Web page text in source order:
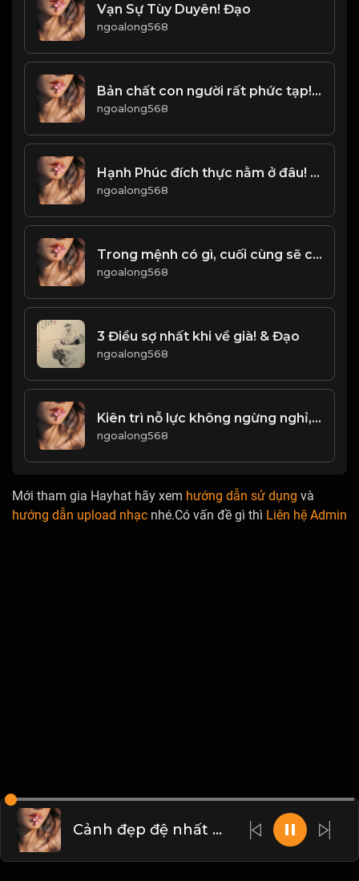
Vạn Sự Tùy Duyên! Đạo
ngoalong568
Bản chất con người rất phức tạp! & Đạo
ngoalong568
Hạnh Phúc đích thực nằm ở đâu! & Đạo
ngoalong568
Trong mệnh có gì, cuối cùng sẽ có. Trong mệnh không có gì, có cưỡng cầu cũng vô ích! & Đạo
ngoalong568
3 Điều sợ nhất khi về già! & Đạo
ngoalong568
Kiên trì nỗ lực không ngừng nghỉ, mới có thể gặt hái thành công! & Đạo
ngoalong568
Mới tham gia Hayhat hãy xem hướng dẫn sử dụng và
hướng dẫn upload nhạc nhé.Có vấn đề gì thì Liên hệ Admin
Cảnh đẹp đệ nhất nhân sinh. Hoa chưa nở hết, nguyệt chưa tròn vành! & Đạo